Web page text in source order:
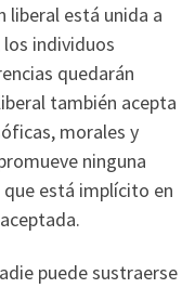
liberal está unida a
individuos
quedarán
también acepta
morales y
ninguna
está implícito en
puede sustraerse